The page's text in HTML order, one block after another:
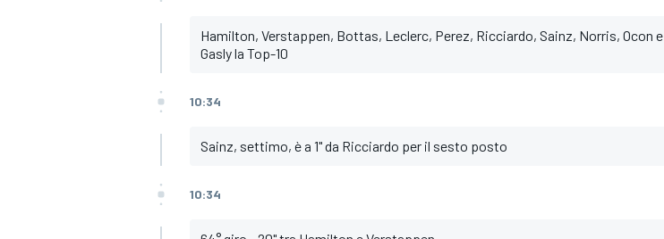
Hamilton, Verstappen, Bottas, Leclerc, Perez, Ricciardo, Sainz, Norris, Ocon e
Gasly la Top-10
10:34
Sainz, settimo, è a 1" da Ricciardo per il sesto posto
10:34